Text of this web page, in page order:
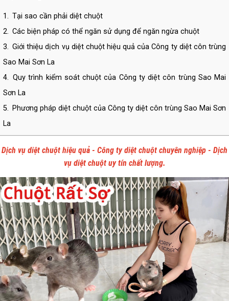
1. Tại sao cần phải diệt chuột
2. Các biện pháp có thể ngăn sử dụng để ngăn ngừa chuột
3. Giới thiệu dịch vụ diệt chuột hiệu quả của Công ty diệt côn trùng
Sao Mai Sơn La
4. Quy trình kiểm soát chuột của Công ty diệt côn trùng Sao Mai
Sơn La
5. Phương pháp diệt chuột của Công ty diệt côn trùng Sao Mai Sơn
La
trùng Sao Mai Sơn La
Phạm vi hoạt động của Công ty diệt côn trùng Sao Mai trong
lĩnh vực kiểm soát chuột và côn trùng
Dịch vụ diệt chuột hiệu quả - Công ty diệt chuột chuyên nghiệp - Dịch
vụ diệt chuột uy tín chất lượng.